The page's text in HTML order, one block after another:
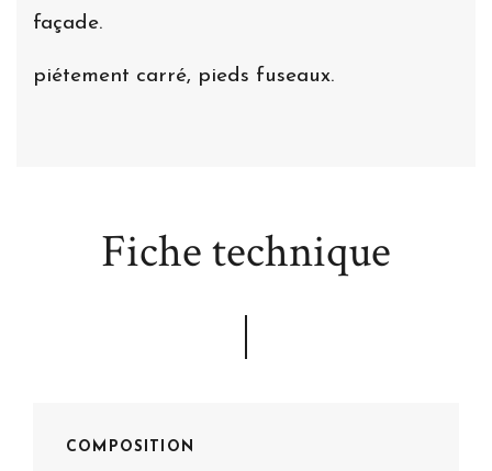
façade.
piétement carré, pieds fuseaux.
Fiche technique
COMPOSITION